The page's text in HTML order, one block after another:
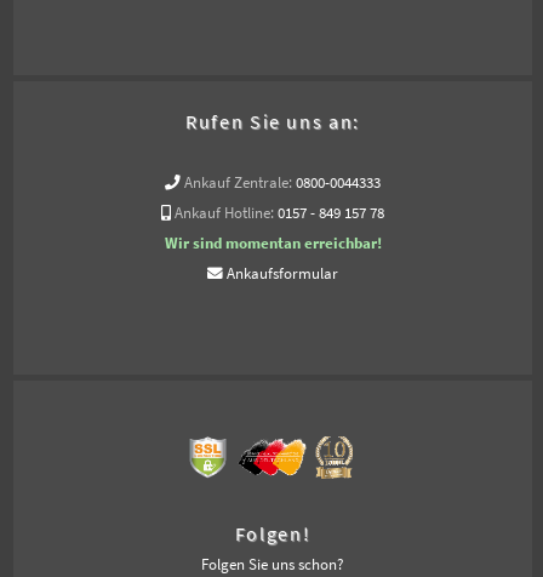
Rufen Sie uns an:
Ankauf Zentrale: 0800-0044333
Ankauf Hotline: 0157 - 849 157 78
Wir sind momentan erreichbar!
Ankaufsformular
Folgen!
Folgen Sie uns schon?